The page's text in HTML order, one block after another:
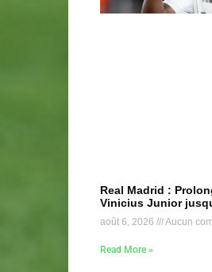
Real Madrid :
Vinicius Junior
août 6, 2026 Aucun
Read More »